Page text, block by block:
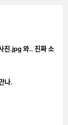
사진.jpg 와.. 진짜 소